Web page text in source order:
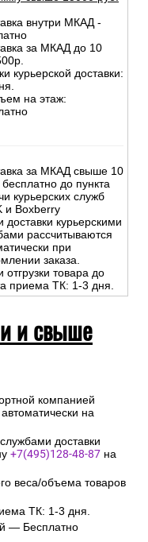
внутри МКАД -
за МКАД до 10
курьерской доставки:
на этаж:
за МКАД свыше 10
до пункта
курьерских служб
и Boxberry
доставки курьерскими
рассчитываются
при
заказа.
отгрузки товара до
приема ТК: 1-3 дня.
и свыше
компанией
на
доставки
+7(495)128-48-87 на
веса/объема товаров
ТК: 1-3 дня.
— Бесплатно